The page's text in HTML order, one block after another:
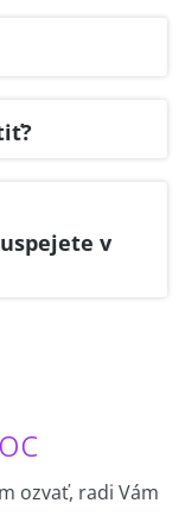
v
ozvať, radi Vám